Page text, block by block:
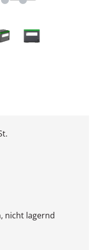
nicht lagernd
den